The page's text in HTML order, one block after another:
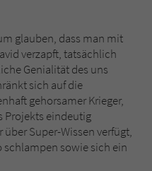
glauben, dass man mit
verzapft, tatsächlich
Genialität des uns
sich auf die
gehorsamer Krieger,
Projekts eindeutig
Super-Wissen verfügt,
sowie sich ein